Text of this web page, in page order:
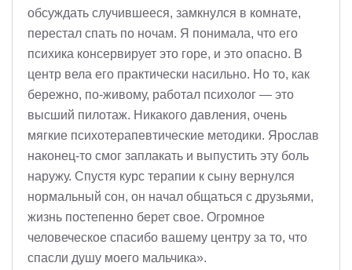
обсуждать случившееся, замкнулся в комнате,
перестал спать по ночам. Я понимала, что его
психика консервирует это горе, и это опасно. В
центр вела его практически насильно. Но то, как
бережно, по-живому, работал психолог — это
высший пилотаж. Никакого давления, очень
мягкие психотерапевтические методики. Ярослав
наконец-то смог заплакать и выпустить эту боль
наружу. Спустя курс терапии к сыну вернулся
нормальный сон, он начал общаться с друзьями,
жизнь постепенно берет свое. Огромное
человеческое спасибо вашему центру за то, что
спасли душу моего мальчика».